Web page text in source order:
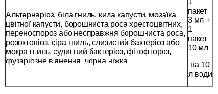
Альтернаріоз, біла гниль, кила капусти, мозаїка
цвітної капусти, борошниста роса хрестоцвітних,
переноспороз або несправжня борошниста роса,
розоктоніоз, сіра гниль, слизистий бактеріоз або
мокра гниль, судинний бактеріоз, фітофтороз,
фузаріозне в'янення, чорна ніжка.
пакет
3 мл +
1
пакет
10 мл
на 10
л води